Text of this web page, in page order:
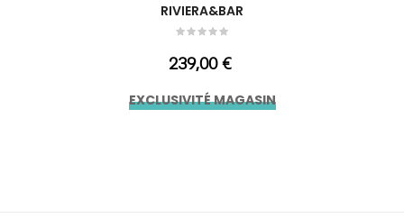
RIVIERA&BAR
Prix
239,00 €
EXCLUSIVITÉ MAGASIN